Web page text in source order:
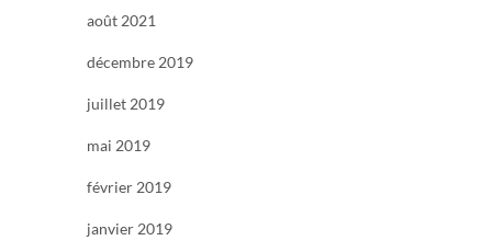
août 2021
décembre 2019
juillet 2019
mai 2019
février 2019
janvier 2019